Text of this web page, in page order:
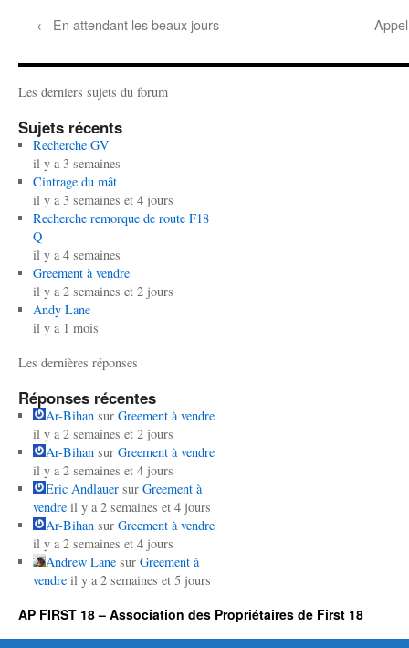
← En attendant les beaux jours
Les derniers sujets du forum
Sujets récents
Recherche GV
il y a 3 semaines
Cintrage du mât
il y a 3 semaines et 4 jours
Recherche remorque de route F18
Q
il y a 4 semaines
Greement à vendre
il y a 2 semaines et 2 jours
Andy Lane
il y a 1 mois
Les dernières réponses
Réponses récentes
Ar-Bihansur Greement à vendre
il y a 2 semaines et 2 jours
Ar-Bihansur Greement à vendre
il y a 2 semaines et 4 jours
Eric Andlauersur Greement à
vendre il y a 2 semaines et 4 jours
Ar-Bihansur Greement à vendre
il y a 2 semaines et 4 jours
Andrew Lanesur Greement à
vendre il y a 2 semaines et 5 jours
AP FIRST 18 – Association des Propriétaires de First 18